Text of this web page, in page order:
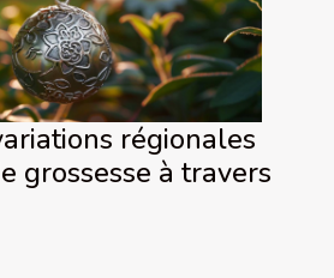
régionales
grossesse à travers